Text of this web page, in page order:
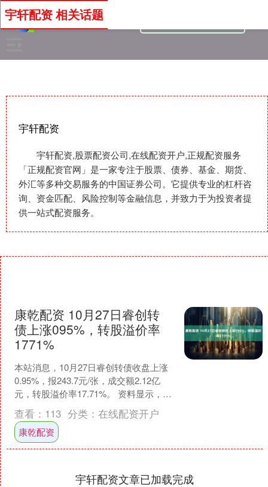
宇轩配资
宇轩配资,股票配资公司,在线配资开户,正规配资服务
「正规配资官网」是一家专注于股票、债券、基金、期货、
外汇等多种交易服务的中国证券公司。它提供专业的杠杆咨
询、资金匹配、风险控制等金融信息，并致力于为投资者提
供一站式配资服务。
宇轩配资 相关话题
康乾配资 10月27日睿创转
债上涨095%，转股溢价率
1771%
本站消息，10月27日睿创转债收盘上涨
0.95%，报243.7元/张，成交额2.12亿
元，转股溢价率17.71%。 资料显示，睿
创转债信用级别为“AA”，债券期....
查看： 113 分类： 在线配资开户
康乾配资
宇轩配资文章已加载完成